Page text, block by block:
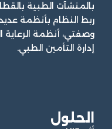
بالمنشآت الطبية
ربط النظام بأنظمة
وصفتي، أنظمة
إدارة التأمين الطبي.
الحلول